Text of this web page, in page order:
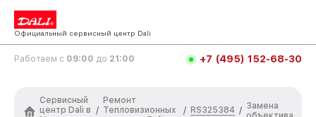
Официальный сервисный центр Dali
Работаем с 09:00 до 21:00 +7 (495) 152-68-30
Сервисный
центр Dali в /
Ремонт
Тепловизионных
/ RS325384 / Замена